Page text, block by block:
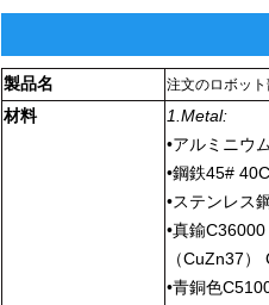
製品名 注文のロボッ
材料
1.Metal:
•アルミニウ
•鋼鉄45#
•ステンレス
•真鍮
（CuZn37）
•青銅色